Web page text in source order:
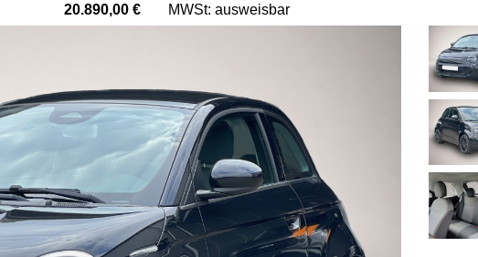
20.890,00 € MWSt: ausweisbar